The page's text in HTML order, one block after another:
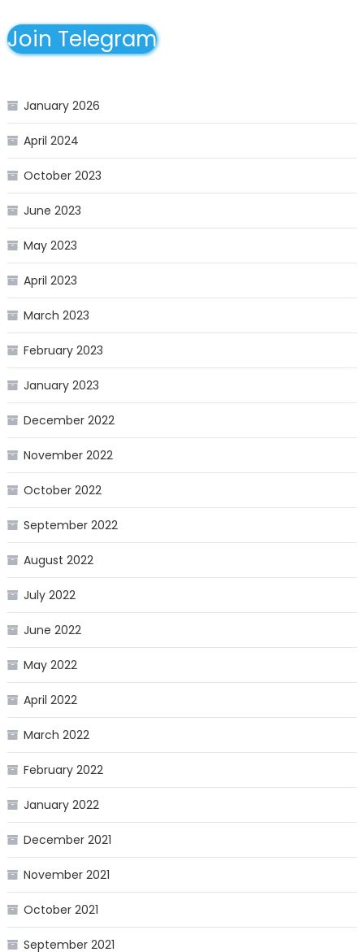
Join Telegram
January 2026
April 2024
October 2023
June 2023
May 2023
April 2023
March 2023
February 2023
January 2023
December 2022
November 2022
October 2022
September 2022
August 2022
July 2022
June 2022
May 2022
April 2022
March 2022
February 2022
January 2022
December 2021
November 2021
October 2021
September 2021